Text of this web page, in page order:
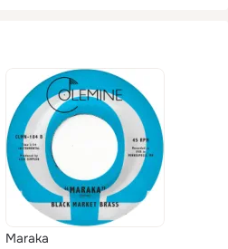
Maraka